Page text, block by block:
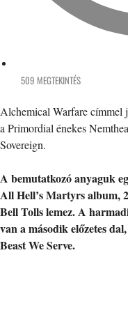
509 MEGTEKINTÉS
Alchemical Warfare címmel
a Primordial énekes
Sovereign.
A bemutatkozó anyaguk
All Hell’s Martyrs album,
Bell Tolls lemez. A
van a második előzetes
Beast We Serve.